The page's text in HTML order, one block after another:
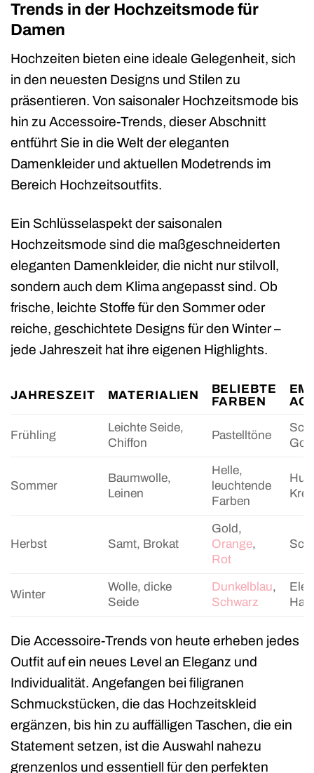
Trends in der Hochzeitsmode für
Damen
Hochzeiten bieten eine ideale Gelegenheit, sich
in den neuesten Designs und Stilen zu
präsentieren. Von saisonaler Hochzeitsmode bis
hin zu Accessoire-Trends, dieser Abschnitt
entführt Sie in die Welt der eleganten
Damenkleider und aktuellen Modetrends im
Bereich Hochzeitsoutfits.
Ein Schlüsselaspekt der saisonalen
Hochzeitsmode sind die maßgeschneiderten
eleganten Damenkleider, die nicht nur stilvoll,
sondern auch dem Klima angepasst sind. Ob
frische, leichte Stoffe für den Sommer oder
reiche, geschichtete Designs für den Winter –
jede Jahreszeit hat ihre eigenen Highlights.
JAHRESZEIT MATERIALIEN
BELIEBTE
FARBEN
Frühling
Leichte Seide,
Chiffon
Pastelltöne
Sommer
Baumwolle,
Leinen
Helle,
leuchtende
Farben
Hut
Herbst Samt, Brokat
Gold,
Orange,
Rot
Winter
Wolle, dicke
Seide
Dunkelblau,
Schwarz
Die Accessoire-Trends von heute erheben jedes
Outfit auf ein neues Level an Eleganz und
Individualität. Angefangen bei filigranen
Schmuckstücken, die das Hochzeitskleid
ergänzen, bis hin zu auffälligen Taschen, die ein
Statement setzen, ist die Auswahl nahezu
grenzenlos und essentiell für den perfekten